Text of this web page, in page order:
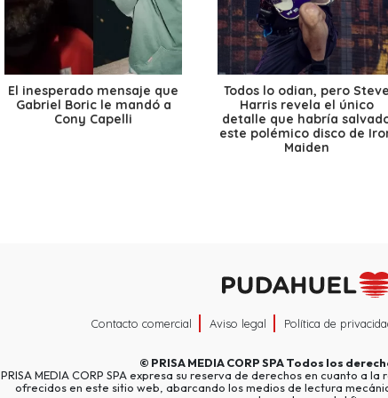
El inesperado mensaje que
Gabriel Boric le mandó a
Cony Capelli
Todos lo odian, pero Steve
Harris revela el único
detalle que habría
este polémico disco de
Maiden
Contacto comercial Aviso legal Política de
© PRISA MEDIA CORP SPATodos los
PRISA MEDIA CORP SPA expresa su reserva de derechos en cuanto a
ofrecidos en este sitio web, abarcando los medios de lectura